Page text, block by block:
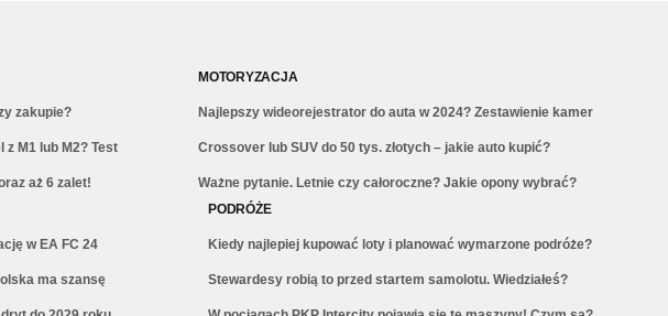
zakupie?
M1 lub M2? Test
aż 6 zalet!
MOTORYZACJA
Najlepszy wideorejestrator do auta w 2024? Zestawienie kamer
Crossover lub SUV do 50 tys. złotych – jakie auto kupić?
Ważne pytanie. Letnie czy całoroczne? Jakie opony wybrać?
w EA FC 24
ma szansę
PODRÓŻE
Kiedy najlepiej kupować loty i planować wymarzone podróże?
Stewardesy robią to przed startem samolotu. Wiedziałeś?